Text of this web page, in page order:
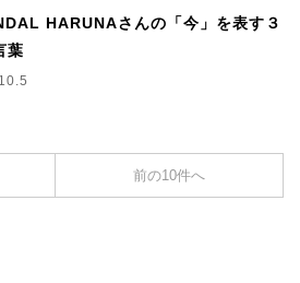
HARUNAさんの「今」を表す３
葉
前の10件へ